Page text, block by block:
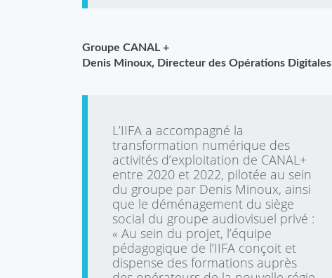
Groupe CANAL +
Denis Minoux, Directeur des Opérations Digitales
L’IIFA a accompagné la
transformation numérique des
activités d’exploitation de CANAL+
entre 2020 et 2022, pilotée au sein
du groupe par Denis Minoux, ainsi
que le déménagement du siège
social du groupe audiovisuel privé :
« Au sein du projet, l’équipe
pédagogique de l’IIFA conçoit et
dispense des formations auprès